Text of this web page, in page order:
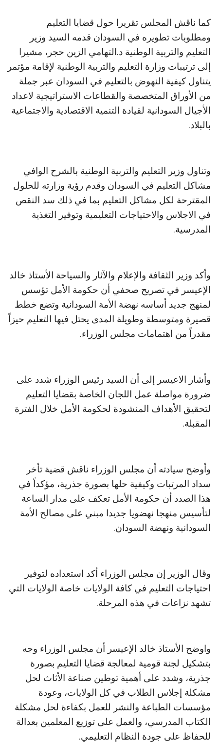
كما ناقش المجلس تقريرا حول قضايا التعليم
ومطلوبات تطويره في السودان قدمه السيد وزير
التعليم والتربية الوطنية د.التهامي الزين حجر، مشيرا
إلى ترتيبات وزارة التعليم والتربية الوطنية لإقامة مؤتمر
يتناول كيفية النهوض بالتعليم في السودان عبر جملة
من الأوراق المتخصصة والقطاعات الاستراتيجية لاعداد
الأجيال السودانية لقيادة التنمية الاقتصادية والاجتماعية
بالبلاد.
وتناول وزير التعليم والتربية الوطنية بالشرح الوافي
مشاكل التعليم في السودان وقدم رؤية وزارته للحلول
المقترحة لكل مشاكل التعليم بما في ذلك سد النقص
في الاجلاس والاحتياجات التعليمية وتوفير التغذية
المدرسية.
وأكد وزير الثقافة والإعلام والآثار والسياحة الأستاذ خالد
الإعيسر في تصريح صحفي أن حكومة الأمل تؤسس
لمنهج جديد أساسه نهضة الأمة السودانية وتضع خطط
قصيرة ومتوسطة وطويلة المدى يحتل فيها التعليم حيزاً
مقدراً من اهتمامات مجلس الوزراء.
وأشار الاعيسر إلى أن السيد رئيس الوزراء شدد على
ضرورة مواصلة عمل اللجان الخاصة بقضايا التعليم
لتحقيق الأهداف المنشودة لحكومة الأمل خلال الفترة
المقبلة.
وأوضح سيادته أن مجلس الوزراء ناقش قضية تأخر
سداد المرتبات وكيفية حلها بصورة جذرية، مؤكداً في
هذا الصدد أن حكومة الأمل تعكف على مدار الساعة
لتأسيس منهجا نهضويا جديدا مبني على مصالح الأمة
السودانية ونهضة السودان.
وقال الوزير إن مجلس الوزراء أكد استعداده لتوفير
احتياجات التعليم في كافة الولايات خاصة الولايات التي
تشهد نزاعات في هذه المرحلة.
واوضح الأستاذ خالد الإعيسر أن مجلس الوزراء وجه
بتشكيل لجنة قومية لمعالجة قضايا التعليم بصورة
جذرية، وشدد على أهمية توطين صناعة الأثاث لحل
مشكلة إجلاس الطلاب في كل الولايات، وعودة
مؤسسات الطباعة والنشر للعمل بكفاءة لحل مشكلة
الكتاب المدرسي، والعمل على توزيع المعلمين بعدالة
للحفاظ على جودة النظام التعليمي.